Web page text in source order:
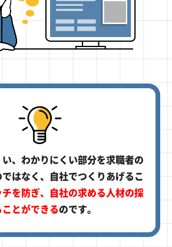
、わかりにくい部分を求職者の
はなく、自社でつくりあげるこ
チを防ぎ、自社の求める人材の採
とができるのです。